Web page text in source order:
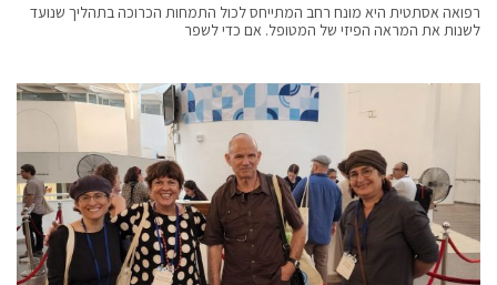
רפואה אסתטית היא מונח רחב המתייחס לכול התמחות הכרוכה בתהליך שנועד
לשנות את המראה הפיזי של המטופל. אם כדי לשפר